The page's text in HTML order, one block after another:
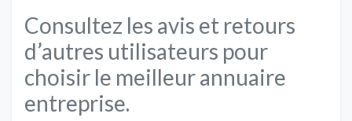
Consultez les avis et retours
d’autres utilisateurs pour
choisir le meilleur annuaire
entreprise.